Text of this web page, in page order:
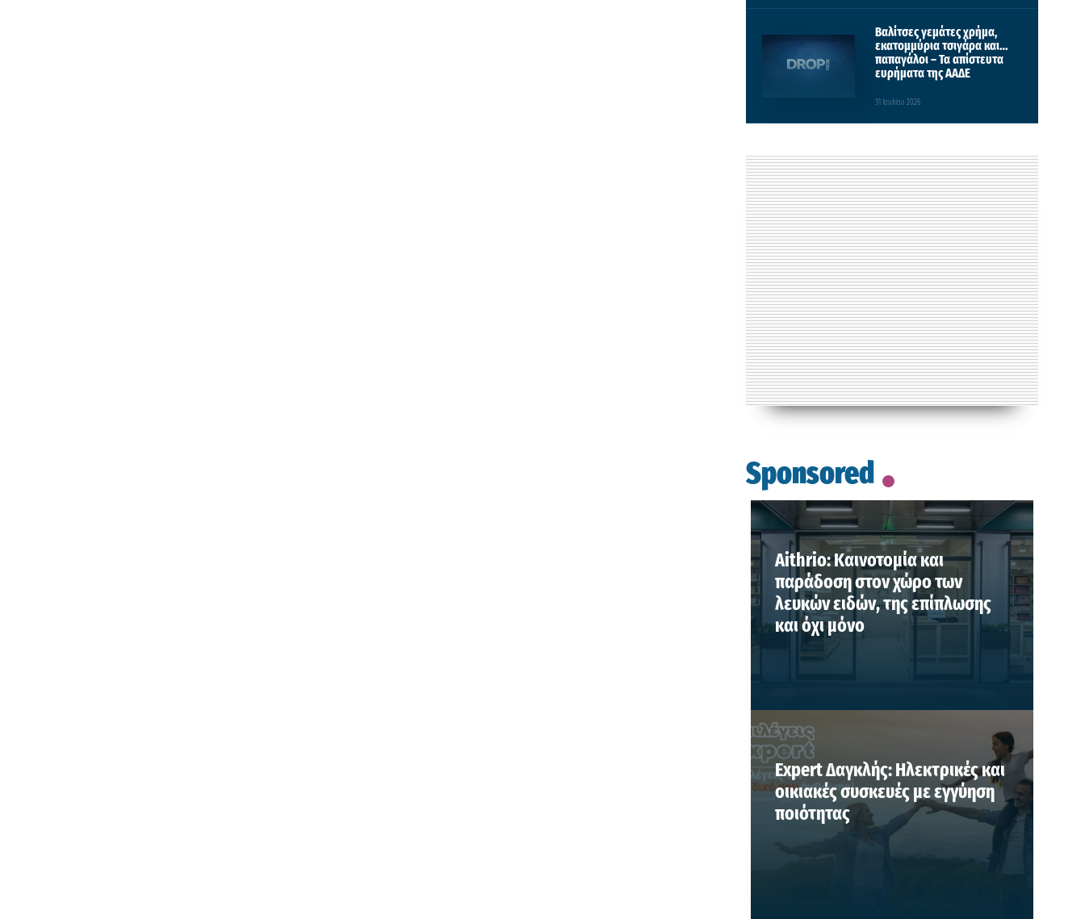
Βαλίτσες γεμάτες χρήμα,
εκατομμύρια τσιγάρα και…
παπαγάλοι – Τα απίστευτα
ευρήματα της ΑΑΔΕ
31 Ιουλίου 2026
Sponsored
Aithrio: Καινοτομία και
παράδοση στον χώρο των
λευκών ειδών, της επίπλωσης
και όχι μόνο
Expert Δαγκλής: Ηλεκτρικές και
οικιακές συσκευές με εγγύηση
ποιότητας